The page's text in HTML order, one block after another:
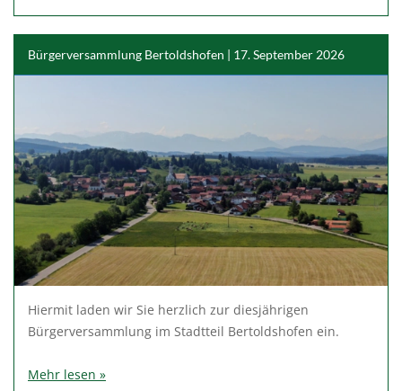
Bürgerversammlung Bertoldshofen | 17. September 2026
Hiermit laden wir Sie herzlich zur diesjährigen
Bürgerversammlung im Stadtteil Bertoldshofen ein.
Mehr lesen »